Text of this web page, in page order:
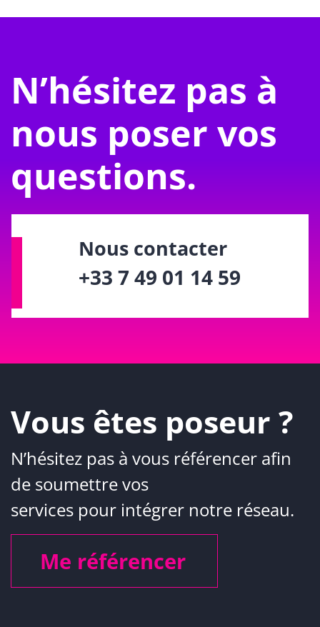
N’hésitez pas à
nous poser vos
questions.
Nous contacter
+33 7 49 01 14 59
Vous êtes poseur ?
N’hésitez pas à vous référencer afin
de soumettre vos
services pour intégrer notre réseau.
Me référencer